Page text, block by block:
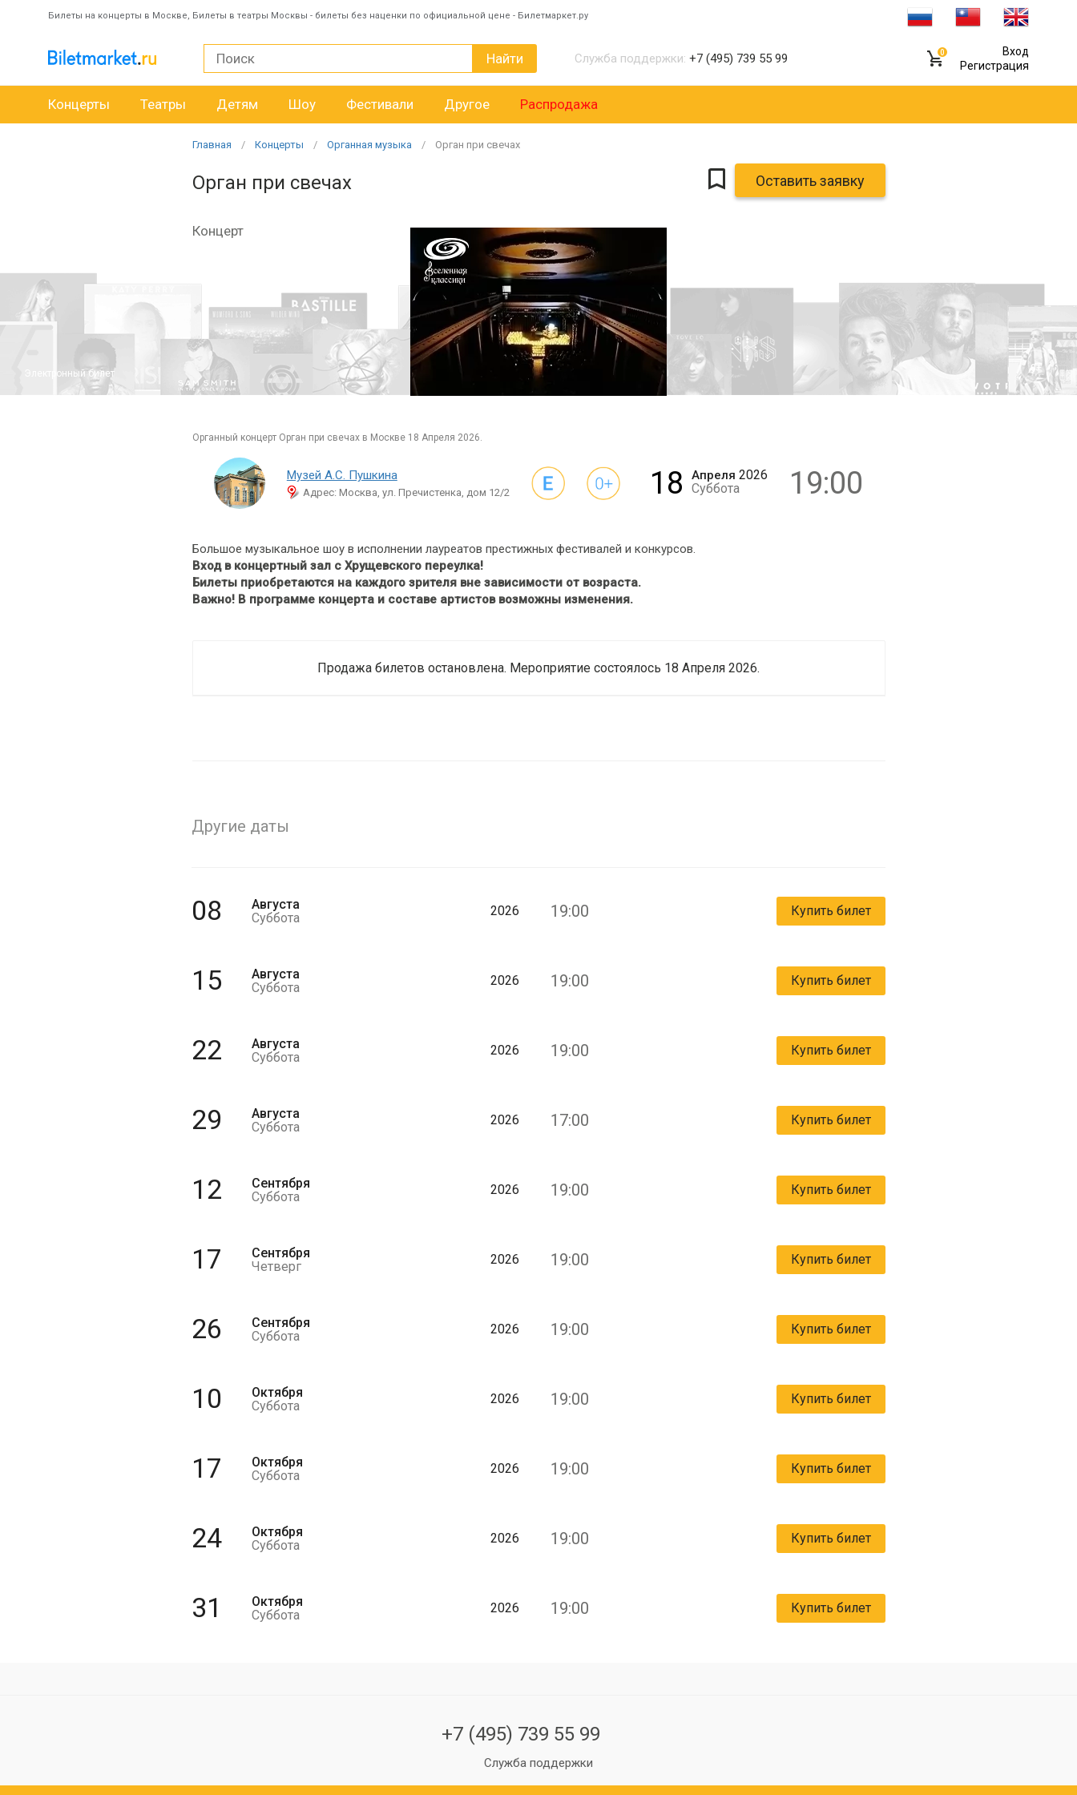
Билеты на концерты в Москве, Билеты в театры Москвы - билеты без наценки по официальной цене - Билетмаркет.ру
Найти Служба поддержки: +7 (495) 739 55 99 0
Вход
Регистрация
Концерты Театры Детям Шоу Фестивали Другое Распродажа
Главная Концерты Органная музыка Орган при свечах
Орган при свечах Оставить заявку
Концерт
Электронный билет 0+
органный концерт Орган при свечах в Москве 18 Апреля 2026.
Музей А.С. Пушкина
Адрес: Москва, ул. Пречистенка, дом 12/2 18 Апреля 2026
Суббота
19:00
Большое музыкальное шоу в исполнении лауреатов престижных фестивалей и конкурсов.
Вход в концертный зал с Хрущевского переулка!
Билеты приобретаются на каждого зрителя вне зависимости от возраста.
Важно! В программе концерта и составе артистов возможны изменения.
Продажа билетов остановлена. Мероприятие состоялось 18 Апреля 2026.
Другие даты
08
Августа
Суббота
2026 19:00 Купить билет
15
Августа
Суббота
2026 19:00 Купить билет
22
Августа
Суббота
2026 19:00 Купить билет
29
Августа
Суббота
2026 17:00 Купить билет
12
Сентября
Суббота
2026 19:00 Купить билет
17
Сентября
Четверг
2026 19:00 Купить билет
26
Сентября
Суббота
2026 19:00 Купить билет
10
Октября
Суббота
2026 19:00 Купить билет
17
Октября
Суббота
2026 19:00 Купить билет
24
Октября
Суббота
2026 19:00 Купить билет
31
Октября
Суббота
2026 19:00 Купить билет
+7 (495) 739 55 99
Служба поддержки